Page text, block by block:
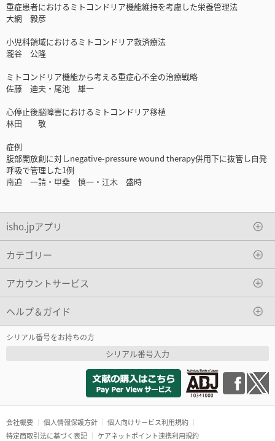
重症患者におけるミトコンドリア機能維持を考慮した栄養管理法
大網 毅彦
小児科領域におけるミトコンドリア救済療法
瀧谷 公隆
ミトコンドリア機能から考える重症心不全の治療戦略
佐藤 迪夫・尾池 雄一
心停止後脳障害におけるミトコンドリア移植
林田 敬
症例
腹部開放創に対しnegative-pressure wound therapy併用下に抜管し自発
呼吸で管理した1例
南迫 一請・甲斐 慎一・江木 盛時
isho.jpアプリ
カテゴリー
アカウントサービス
ヘルプ＆ガイド
シリアル番号をお持ちの方
シリアル番号入力
会社概要 個人情報保護方針
個人向けサービス利用規約
特定商取引法に基づく表記
ケアネットポイント連携利用規約